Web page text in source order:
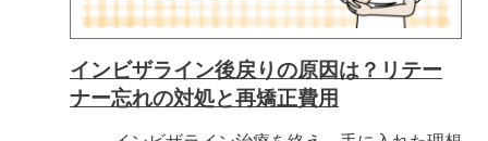
インビザライン後戻りの原因は？リテー
ナー忘れの対処と再矯正費用